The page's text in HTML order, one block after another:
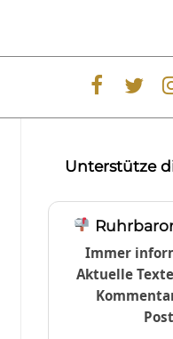
Unterstütze
Immer
Aktuelle